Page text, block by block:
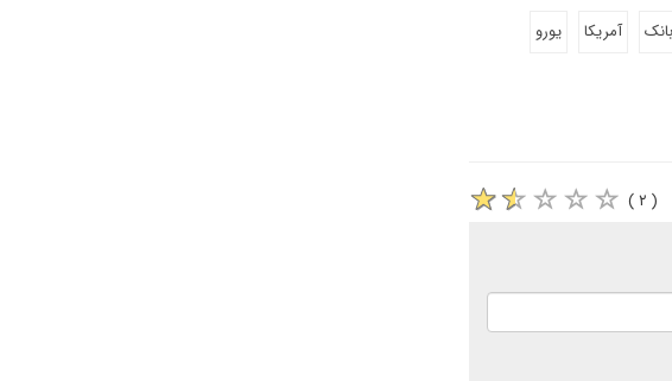
بانک آمریکا
یورو
( ۲ )